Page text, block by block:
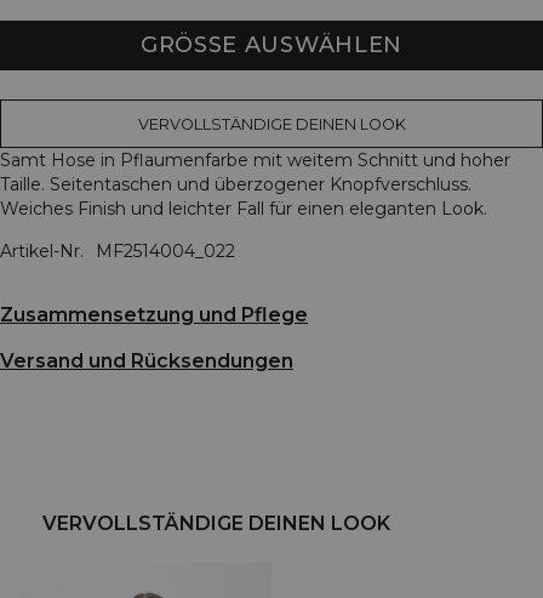
GRÖSSE AUSWÄHLEN
VERVOLLSTÄNDIGE DEINEN LOOK
Samt Hose in Pflaumenfarbe mit weitem Schnitt und hoher
Taille. Seitentaschen und überzogener Knopfverschluss.
Weiches Finish und leichter Fall für einen eleganten Look.
Artikel-Nr.
MF2514004_022
Zusammensetzung und Pflege
Versand und Rücksendungen
VERVOLLSTÄNDIGE DEINEN LOOK